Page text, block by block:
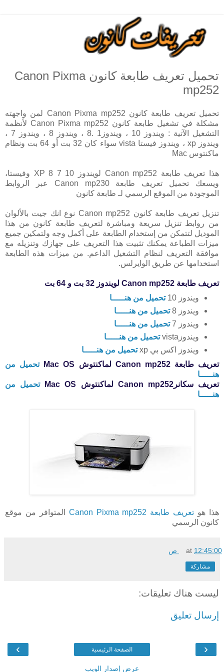
تحميل تعريف طابعة كانون Canon Pixma
mp252
تحميل تعريف طابعة كانون Canon Pixma mp252 لمن واجهته
مشكلة في تشغيل طابعة كانون Canon Pixma mp252 لأنظمة
التشغيل الآتية : ويندوز 10 ، ويندوز1 .8 ، ويندوز 8 ، ويندوز 7 ،
ويندوز xp ، ويندوز فيستا vista سواء كان 32 بت أو 64 بت ونظام
ماكنتوس Mac
هذا تعريف طابعة Canon mp252 لويندوز 10 7 8 XP وفيستا،
ويسعك تحميل تعريف طابعة Canon mp230 عبر الروابط
الموجودة من الموقع الرسمي لـ طابعة كانون
تنزيل تعريف طابعة كانون Canon mp252 نوع انك جيت بالألوان
من روابط تنزيل سريعة ومباشرة لتعريف طابعة كانون من هذا
الموديل لتتمكن من إستخدام الطابعة على أكمل وجه ولتمكين جميع
ميزات الطباعة يمكنك تثبيت هذا التعريف على جهازك وتنزيله مع
موافقة التعريف لنظام التشغيل الداعم. من ميزات هذه الطابعة
استخدامها عن طريق الوايرلس.
تعريف طابعة Canon mp252 لويندوز 32 بت و 64 بت
ويندوز 10
تحميل من هنـــــا
ويندوز 8
تحميل من هنـــــا
ويندوز 7
تحميل من هنـــــا
ويندوزvista
تحميل من هنـــــا
ويندوز اكس بي xp
تحميل من هنـــــا
تعريف طابعة Canon mp252 لماكنتوش Mac OS
تحميل من
هنـــــا
تعريف سكانرCanon mp252 لماكنتوش Mac OS
تحميل من
هنـــــا
هذا هو تعريف طابعة Canon Pixma mp252
المتوافر من موقع
كانون الرسمي
at 12:45:00 ص
مشاركة
ليست هناك تعليقات:
إرسال تعليق
‹
› الصفحة الرئيسية
عرض إصدار الويب